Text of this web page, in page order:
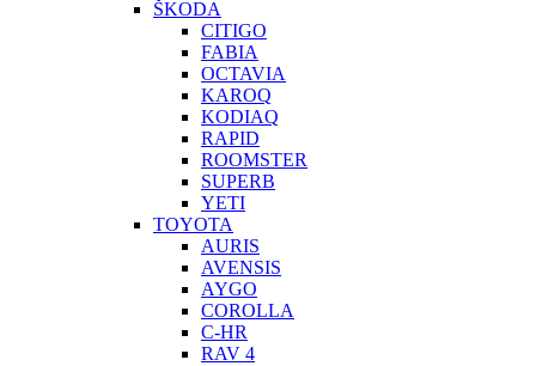
ŠKODA
CITIGO
FABIA
OCTAVIA
KAROQ
KODIAQ
RAPID
ROOMSTER
SUPERB
YETI
TOYOTA
AURIS
AVENSIS
AYGO
COROLLA
C-HR
RAV 4